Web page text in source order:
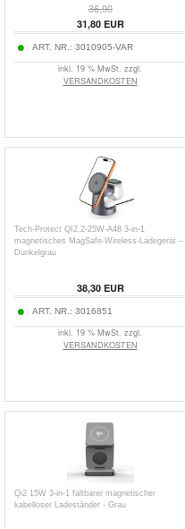
36,90
31,80EUR
ART. NR.: 3010905-VAR
inkl. 19 % MwSt. zzgl.
VERSANDKOSTEN
Tech-Protect QI2.2-25W-A48 3-in-1
magnetisches MagSafe-Wireless-Ladegerät –
Dunkelgrau
38,30EUR
ART. NR.: 3016851
inkl. 19 % MwSt. zzgl.
VERSANDKOSTEN
Qi2 15W 3-in-1 faltbarer magnetischer
kabelloser Ladeständer - Grau